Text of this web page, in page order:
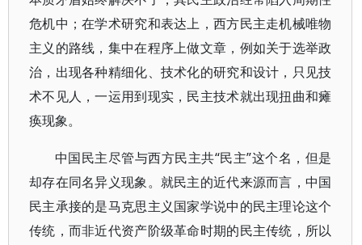
危机中；在学术研究和表达上，西方民主走机械唯物
主义的路线，集中在程序上做文章，例如关于选举政
治，出现各种精细化、技术化的研究和设计，只见技
术不见人，一运用到现实，民主技术就出现扭曲和瘫
痪现象。
中国民主尽管与西方民主共“民主”这个名，但是
却存在同名异义现象。就民主的近代来源而言，中国
民主承接的是马克思主义国家学说中的民主理论这个
传统，而非近代资产阶级革命时期的民主传统，所以